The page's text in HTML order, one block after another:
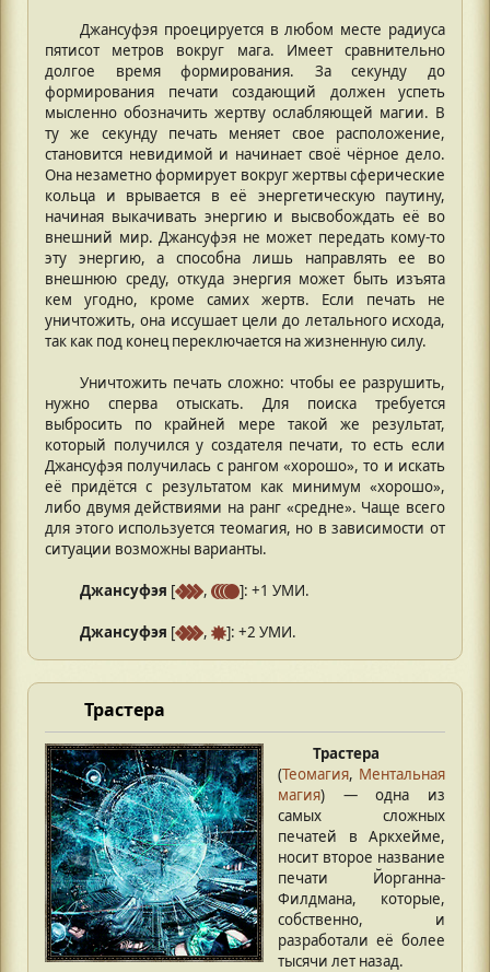
Джансуфэя проецируется в любом месте радиуса
пятисот метров вокруг мага. Имеет сравнительно
долгое время формирования. За секунду до
формирования печати создающий должен успеть
мысленно обозначить жертву ослабляющей магии. В
ту же секунду печать меняет свое расположение,
становится невидимой и начинает своё чёрное дело.
Она незаметно формирует вокруг жертвы сферические
кольца и врывается в её энергетическую паутину,
начиная выкачивать энергию и высвобождать её во
внешний мир. Джансуфэя не может передать кому-то
эту энергию, а способна лишь направлять ее во
внешнюю среду, откуда энергия может быть изъята
кем угодно, кроме самих жертв. Если печать не
уничтожить, она иссушает цели до летального исхода,
так как под конец переключается на жизненную силу.
Уничтожить печать сложно: чтобы ее разрушить,
нужно сперва отыскать. Для поиска требуется
выбросить по крайней мере такой же результат,
который получился у создателя печати, то есть если
Джансуфэя получилась с рангом «хорошо», то и искать
её придётся с результатом как минимум «хорошо»,
либо двумя действиями на ранг «средне». Чаще всего
для этого используется теомагия, но в зависимости от
ситуации возможны варианты.
Джансуфэя [ , ]: +1 УМИ.
Джансуфэя [ , ]: +2 УМИ.
Трастера
Трастера
(Теомагия, Ментальная
магия) — одна из
самых сложных
печатей в Аркхейме,
носит второе название
печати Йорганна-
Филдмана, которые,
собственно, и
разработали её более
тысячи лет назад.